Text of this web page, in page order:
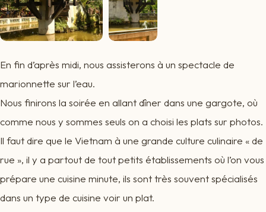
En fin d’après midi, nous assisterons à un spectacle de
marionnette sur l’eau.
Nous finirons la soirée en allant dîner dans une gargote, où
comme nous y sommes seuls on a choisi les plats sur photos.
Il faut dire que le Vietnam à une grande culture culinaire « de
rue », il y a partout de tout petits établissements où l’on vous
prépare une cuisine minute, ils sont très souvent spécialisés
dans un type de cuisine voir un plat.